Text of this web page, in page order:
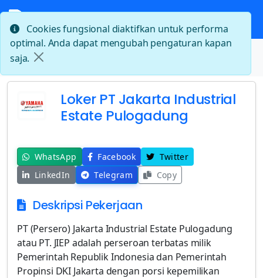
Beranda
Loker PT Jakarta Industrial Estate Pulogadung
Loker PT Jakarta Industrial
Estate Pulogadung
WhatsApp Facebook
Twitter
LinkedIn
Telegram Copy
Deskripsi Pekerjaan
PT (Persero) Jakarta Industrial Estate Pulogadung
atau PT. JIEP adalah perseroan terbatas milik
Pemerintah Republik Indonesia dan Pemerintah
Propinsi DKI Jakarta dengan porsi kepemilikan
Cookies fungsional diaktifkan untuk performa
optimal. Anda dapat mengubah pengaturan kapan
saja.